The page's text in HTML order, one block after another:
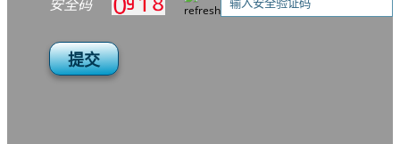
安全码
提交